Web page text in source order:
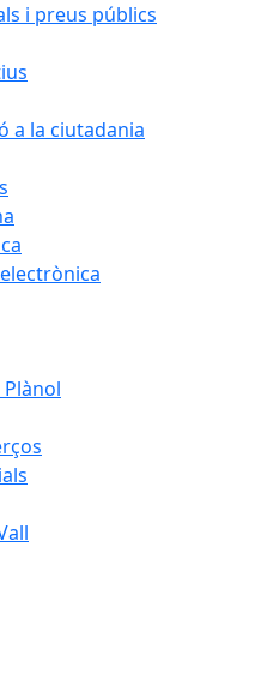
i preus públics
a la ciutadania